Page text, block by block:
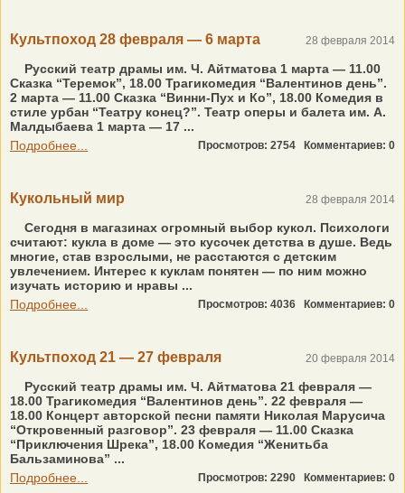
Культпоход 28 февраля — 6 марта 28 февраля 2014
Русский театр драмы им. Ч. Айтматова 1 марта — 11.00
Сказка “Теремок”, 18.00 Трагикомедия “Валентинов день”.
2 марта — 11.00 Сказка “Винни-Пух и Ко”, 18.00 Комедия в
стиле урбан “Театру конец?”. Театр оперы и балета им. А.
Малдыбаева 1 марта — 17 ...
Подробнее...
Просмотров: 2754 Комментариев: 0
Кукольный мир 28 февраля 2014
Сегодня в магазинах огромный выбор кукол. Психологи
считают: кукла в доме — это кусочек детства в душе. Ведь
многие, став взрослыми, не расстаются с детским
увлечением. Интерес к куклам понятен — по ним можно
изучать историю и нравы ...
Подробнее...
Просмотров: 4036 Комментариев: 0
Культпоход 21 — 27 февраля 20 февраля 2014
Русский театр драмы им. Ч. Айтматова 21 февраля —
18.00 Трагикомедия “Валентинов день”. 22 февраля —
18.00 Концерт авторской песни памяти Николая Марусича
“Откровенный разговор”. 23 февраля — 11.00 Сказка
“Приключения Шрека”, 18.00 Комедия “Женитьба
Бальзаминова” ...
Подробнее...
Просмотров: 2290 Комментариев: 0